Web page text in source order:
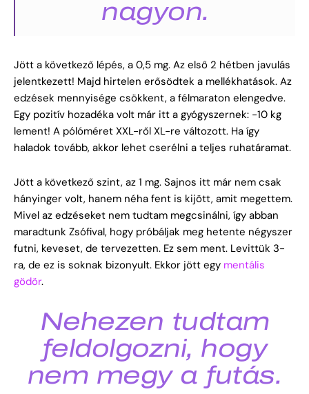
nagyon.
Jött a következő lépés, a 0,5 mg. Az első 2 hétben javulás
jelentkezett! Majd hirtelen erősödtek a mellékhatások. Az
edzések mennyisége csökkent, a félmaraton elengedve.
Egy pozitív hozadéka volt már itt a gyógyszernek: -10 kg
lement! A pólóméret XXL-ről XL-re változott. Ha így
haladok tovább, akkor lehet cserélni a teljes ruhatáramat.
Jött a következő szint, az 1 mg. Sajnos itt már nem csak
hányinger volt, hanem néha fent is kijött, amit megettem.
Mivel az edzéseket nem tudtam megcsinálni, így abban
maradtunk Zsófival, hogy próbáljak meg hetente négyszer
futni, keveset, de tervezetten. Ez sem ment. Levittük 3-
ra, de ez is soknak bizonyult. Ekkor jött egy mentális
gödör.
Nehezen tudtam
feldolgozni, hogy
nem megy a futás.